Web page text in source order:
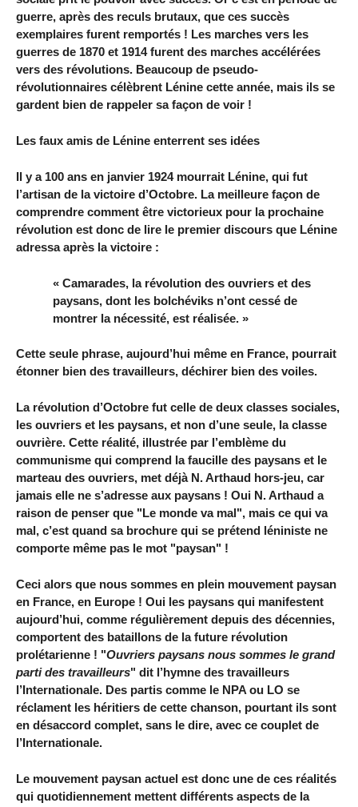
guerre, après des reculs brutaux, que ces succès
exemplaires furent remportés ! Les marches vers les
guerres de 1870 et 1914 furent des marches accélérées
vers des révolutions. Beaucoup de pseudo-
révolutionnaires célèbrent Lénine cette année, mais ils se
gardent bien de rappeler sa façon de voir !
Les faux amis de Lénine enterrent ses idées
Il y a 100 ans en janvier 1924 mourrait Lénine, qui fut
l’artisan de la victoire d’Octobre. La meilleure façon de
comprendre comment être victorieux pour la prochaine
révolution est donc de lire le premier discours que Lénine
adressa après la victoire :
« Camarades, la révolution des ouvriers et des
paysans, dont les bolchéviks n’ont cessé de
montrer la nécessité, est réalisée. »
Cette seule phrase, aujourd’hui même en France, pourrait
étonner bien des travailleurs, déchirer bien des voiles.
La révolution d’Octobre fut celle de deux classes sociales,
les ouvriers et les paysans, et non d’une seule, la classe
ouvrière. Cette réalité, illustrée par l’emblème du
communisme qui comprend la faucille des paysans et le
marteau des ouvriers, met déjà N. Arthaud hors-jeu, car
jamais elle ne s’adresse aux paysans ! Oui N. Arthaud a
raison de penser que "Le monde va mal", mais ce qui va
mal, c’est quand sa brochure qui se prétend léniniste ne
comporte même pas le mot "paysan" !
Ceci alors que nous sommes en plein mouvement paysan
en France, en Europe ! Oui les paysans qui manifestent
aujourd’hui, comme régulièrement depuis des décennies,
comportent des bataillons de la future révolution
prolétarienne ! "Ouvriers paysans nous sommes le grand
parti des travailleurs" dit l’hymne des travailleurs
l’Internationale. Des partis comme le NPA ou LO se
réclament les héritiers de cette chanson, pourtant ils sont
en désaccord complet, sans le dire, avec ce couplet de
l’Internationale.
Le mouvement paysan actuel est donc une de ces réalités
qui quotidiennement mettent différents aspects de la